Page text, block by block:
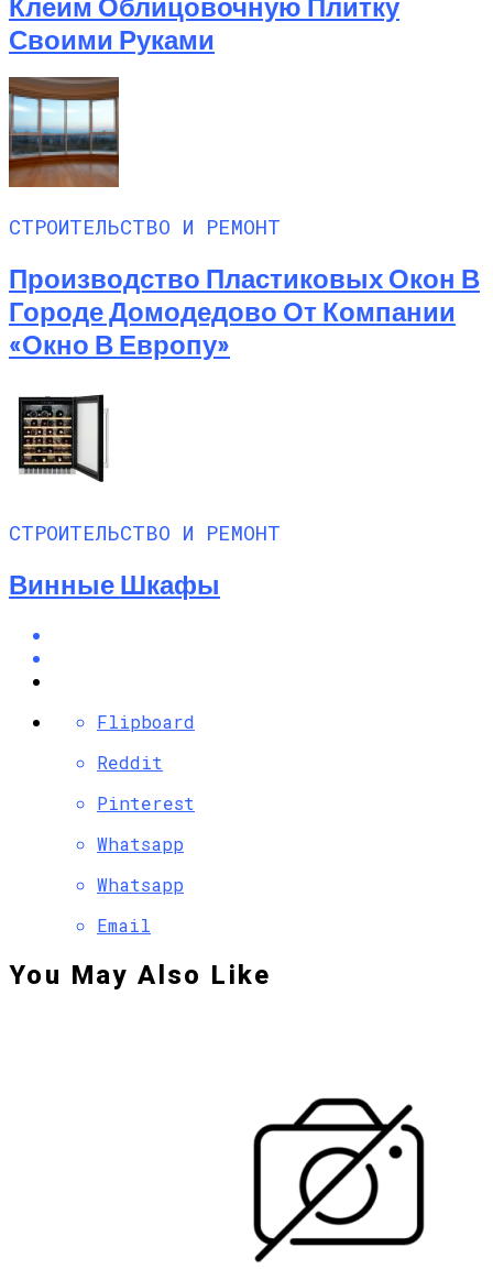
Своими Руками
СТРОИТЕЛЬСТВО И РЕМОНТ
Производство Пластиковых Окон В
Городе Домодедово От Компании
«Окно В Европу»
СТРОИТЕЛЬСТВО И РЕМОНТ
Винные Шкафы
Flipboard
Reddit
Pinterest
Whatsapp
Whatsapp
Email
You May Also Like